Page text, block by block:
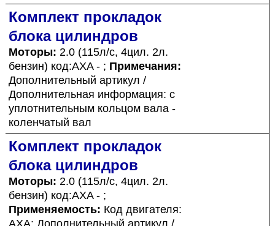
Комплект прокладок
блока цилиндров
Моторы: 2.0 (115л/с, 4цил. 2л.
бензин) код:AXA - ; Примечания:
Дополнительный артикул /
Дополнительная информация: с
уплотнительным кольцом вала -
коленчатый вал
Комплект прокладок
блока цилиндров
Моторы: 2.0 (115л/с, 4цил. 2л.
бензин) код:AXA - ;
Применяемость: Код двигателя:
AXA; Дополнительный артикул /